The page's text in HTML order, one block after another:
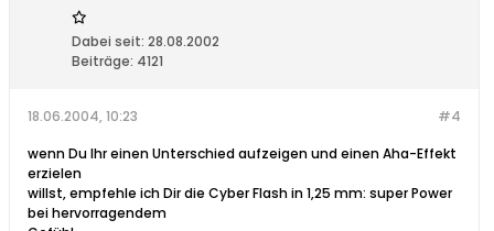
Dabei seit: 28.08.2002
Beiträge: 4121
#4
18.06.2004, 10:23
wenn Du Ihr einen Unterschied aufzeigen und einen Aha-Effekt
erzielen
willst, empfehle ich Dir die Cyber Flash in 1,25 mm: super Power
bei hervorragendem